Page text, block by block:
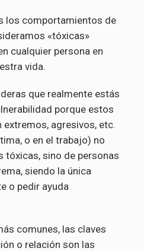
los comportamientos de
«tóxicas»
cualquier persona en
vida.
que realmente estás
porque estos
agresivos, etc.
o en el trabajo) no
tóxicas, sino de personas
siendo la única
o pedir ayuda
comunes, las claves
o relación son las